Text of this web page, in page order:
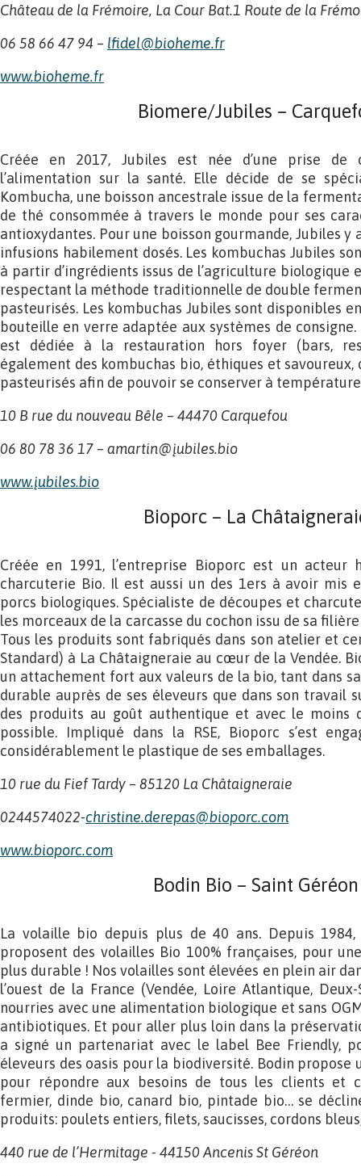
Château de la Frémoire, La Cour Bat.1 Route de la
06 58 66 47 94 – lfidel@bioheme.fr
www.bioheme.fr
Biomere/Jubiles –
Créée en 2017, Jubiles est née d’une prise de
l’alimentation sur la santé. Elle décide de se
Kombucha, une boisson ancestrale issue de la
de thé consommée à travers le monde pour ses
antioxydantes. Pour une boisson gourmande, Jubiles
infusions habilement dosés. Les kombuchas Jubiles
à partir d’ingrédients issus de l’agriculture biologique
respectant la méthode traditionnelle de double
pasteurisés. Les kombuchas Jubiles sont disponibles
bouteille en verre adaptée aux systèmes de
est dédiée à la restauration hors foyer (bars,
également des kombuchas bio, éthiques et
pasteurisés afin de pouvoir se conserver à
10 B rue du nouveau Bêle – 44470 Carquefou
06 80 78 36 17 – amartin@įubiles.bio
www.įubiles.bio
Bioporc – La
Créée en 1991, l’entreprise Bioporc est un
charcuterie Bio. Il est aussi un des 1ers à avoir mis
porcs biologiques. Spécialiste de découpes et
les morceaux de la carcasse du cochon issu de sa
Tous les produits sont fabriqués dans son atelier et
Standard) à La Châtaigneraie au cœur de la Vendée.
un attachement fort aux valeurs de la bio, tant dans
durable auprès de ses éleveurs que dans son travail
des produits au goût authentique et avec le moins
possible. Impliqué dans la RSE, Bioporc s’est
considérablement le plastique de ses emballages.
10 rue du Fief Tardy – 85120 La Châtaigneraie
0244574022-christine.derepas@bioporc.com
www.bioporc.com
Bodin Bio – Saint
La volaille bio depuis plus de 40 ans. Depuis
proposent des volailles Bio 100% françaises, pour
plus durable ! Nos volailles sont élevées en plein air
l’ouest de la France (Vendée, Loire Atlantique,
nourries avec une alimentation biologique et sans
antibiotiques. Et pour aller plus loin dans la
a signé un partenariat avec le label Bee Friendly,
éleveurs des oasis pour la biodiversité. Bodin propose
pour répondre aux besoins de tous les clients et
fermier, dinde bio, canard bio, pintade bio… se
produits: poulets entiers, filets, saucisses, cordons
440 rue de l’Hermitage - 44150AncenisSt Géréon